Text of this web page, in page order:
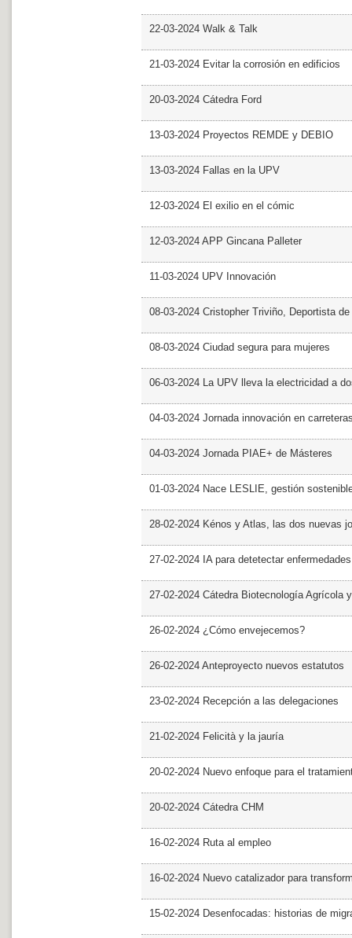
22-03-2024 Walk & Talk
21-03-2024 Evitar la corrosión en edificios
20-03-2024 Cátedra Ford
13-03-2024 Proyectos REMDE y DEBIO
13-03-2024 Fallas en la UPV
12-03-2024 El exilio en el cómic
12-03-2024 APP Gincana Palleter
11-03-2024 UPV Innovación
08-03-2024 Cristopher Triviño, Deportista
08-03-2024 Ciudad segura para mujeres
06-03-2024 La UPV lleva la electricidad a
04-03-2024 Jornada innovación en
04-03-2024 Jornada PIAE+ de Másteres
01-03-2024 Nace LESLIE, gestión
28-02-2024 Kénos y Atlas, las dos nuevas
27-02-2024 IA para detetectar
27-02-2024 Cátedra Biotecnología Agrícola
26-02-2024 ¿Cómo envejecemos?
26-02-2024 Anteproyecto nuevos estatutos
23-02-2024 Recepción a las delegaciones
21-02-2024 Felicità y la jauría
20-02-2024 Nuevo enfoque para el
20-02-2024 Cátedra CHM
16-02-2024 Ruta al empleo
16-02-2024 Nuevo catalizador para
15-02-2024 Desenfocadas: historias de